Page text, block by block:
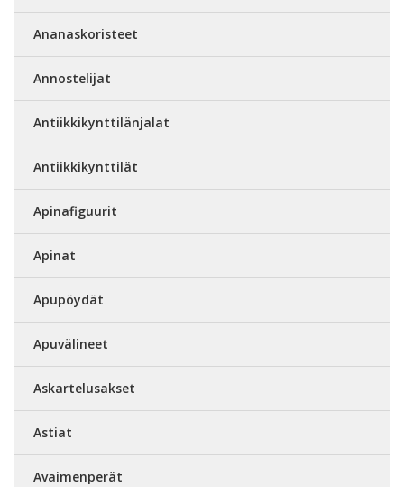
Ananaskoristeet
Annostelijat
Antiikkikynttilänjalat
Antiikkikynttilät
Apinafiguurit
Apinat
Apupöydät
Apuvälineet
Askartelusakset
Astiat
Avaimenperät